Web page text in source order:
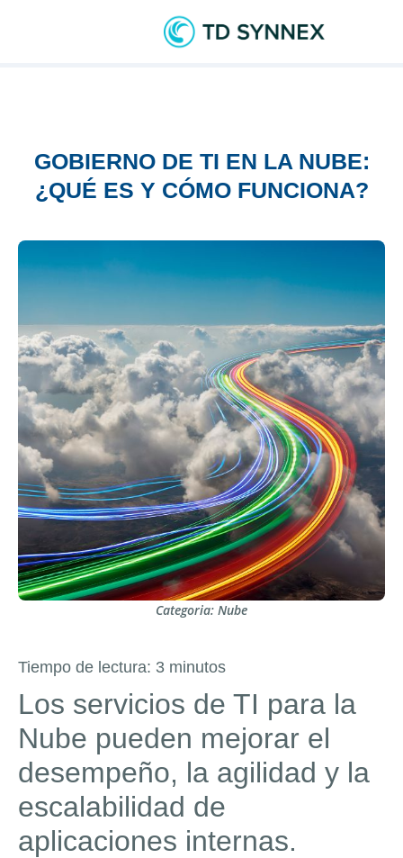
GOBIERNO DE TI EN LA NUBE:
¿QUÉ ES Y CÓMO FUNCIONA?
Categoria: Nube
Tiempo de lectura: 3 minutos
Los servicios de TI para la
Nube pueden mejorar el
desempeño, la agilidad y la
escalabilidad de
aplicaciones internas.